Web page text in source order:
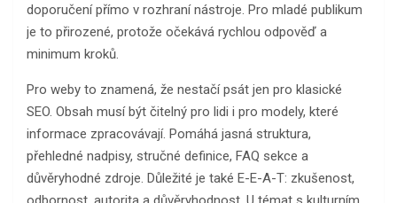
doporučení přímo v rozhraní nástroje. Pro mladé publikum
je to přirozené, protože očekává rychlou odpověď a
minimum kroků.
Pro weby to znamená, že nestačí psát jen pro klasické
SEO. Obsah musí být čitelný pro lidi i pro modely, které
informace zpracovávají. Pomáhá jasná struktura,
přehledné nadpisy, stručné definice, FAQ sekce a
důvěryhodné zdroje. Důležité je také E-E-A-T: zkušenost,